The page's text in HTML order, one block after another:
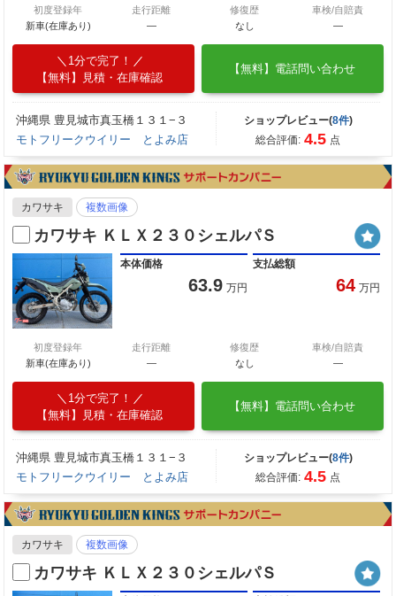
初度登録年
新車(在庫あり)
走行距離
―
修復歴
なし
車検/自賠責
―
1分で完了！
【無料】見積・在庫確認
【無料】電話問い合わせ
沖縄県 豊見城市真玉橋１３１−３
モトフリークウイリー とよみ店
ショップレビュー(8件)
総合評価: 4.5 点
カワサキ 複数画像
カワサキ ＫＬＸ２３０シェルパＳ
本体価格
63.9 万円
支払総額
64 万円
初度登録年
新車(在庫あり)
走行距離
―
修復歴
なし
車検/自賠責
―
1分で完了！
【無料】見積・在庫確認
【無料】電話問い合わせ
沖縄県 豊見城市真玉橋１３１−３
モトフリークウイリー とよみ店
ショップレビュー(8件)
総合評価: 4.5 点
カワサキ 複数画像
カワサキ ＫＬＸ２３０シェルパＳ